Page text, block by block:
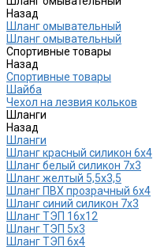
Назад
Шланг омывательный
Шланг омывательный
Спортивные товары
Назад
Спортивные товары
Шайба
Чехол на лезвия кольков
Шланги
Назад
Шланги
Шланг красный силикон 6х4
Шланг белый силикон 7х3
Шланг желтый 5,5х3,5
Шланг ПВХ прозрачный 6х4
Шланг синий силикон 7х3
Шланг ТЭП 16х12
Шланг ТЭП 5х3
Шланг ТЭП 6х4